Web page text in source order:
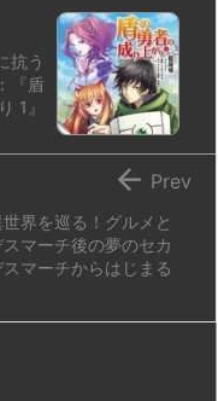
抗う
『盾
1』
界を巡る！グルメと
マーチ後の夢のセカ
マーチからはじまる
 Prev